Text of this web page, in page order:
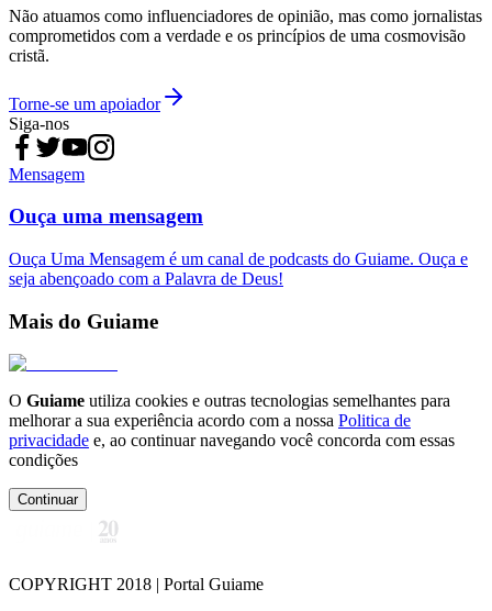
Não atuamos como influenciadores de opinião, mas como jornalistas
comprometidos com a verdade e os princípios de uma cosmovisão
cristã.
Torne-se um apoiador
Siga-nos
Mensagem
Ouça uma mensagem
Ouça Uma Mensagem é um canal de podcasts do Guiame. Ouça e
seja abençoado com a Palavra de Deus!
Mais do Guiame
O Guiame utiliza cookies e outras tecnologias semelhantes para
melhorar a sua experiência acordo com a nossa Politica de
privacidade e, ao continuar navegando você concorda com essas
condições
Continuar
COPYRIGHT 2018 | Portal Guiame